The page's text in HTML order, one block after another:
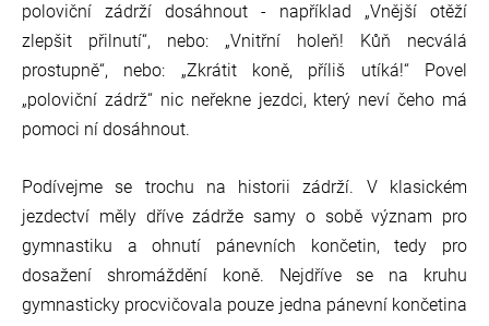
poloviční zádrží dosáhnout - například „Vnější otěží
zlepšit přilnutí“, nebo: „Vnitřní holeň! Kůň necválá
prostupně“, nebo: „Zkrátit koně, příliš utíká!“ Povel
„poloviční zádrž“ nic neřekne jezdci, který neví čeho má
pomoci ní dosáhnout.
Podívejme se trochu na historii zádrží. V klasickém
jezdectví měly dříve zádrže samy o sobě význam pro
gymnastiku a ohnutí pánevních končetin, tedy pro
dosažení shromáždění koně. Nejdříve se na kruhu
gymnasticky procvičovala pouze jedna pánevní končetina